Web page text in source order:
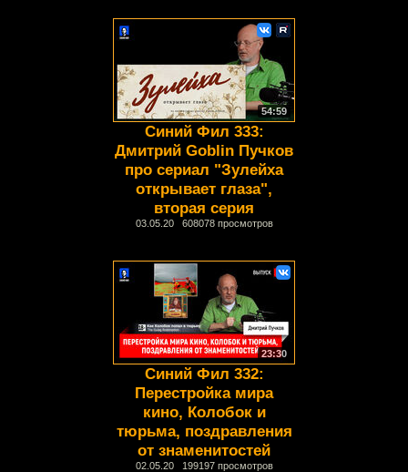
54:59
Синий Фил 333:
Дмитрий Goblin Пучков
про сериал "Зулейха
открывает глаза",
вторая серия
03.05.20 608078 просмотров
23:30
Синий Фил 332:
Перестройка мира
кино, Колобок и
тюрьма, поздравления
от знаменитостей
02.05.20 199197 просмотров